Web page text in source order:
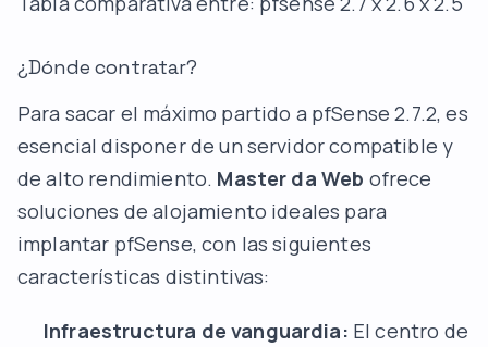
¿Dónde contratar?
Para sacar el máximo partido a pfSense 2.7.2, es
esencial disponer de un servidor compatible y
de alto rendimiento. Master da Web ofrece
soluciones de alojamiento ideales para
implantar pfSense, con las siguientes
características distintivas:
Infraestructura de vanguardia: El centro de